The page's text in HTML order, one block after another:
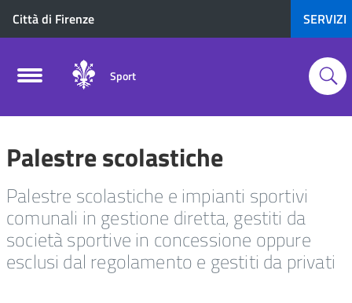
Città di Firenze SERVIZI
Sport
Palestre scolastiche
Palestre scolastiche e impianti sportivi
comunali in gestione diretta, gestiti da
società sportive in concessione oppure
esclusi dal regolamento e gestiti da privati